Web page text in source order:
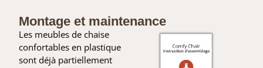
Montage et maintenance
Les meubles de chaise
confortables en plastique
sont déjà partiellement